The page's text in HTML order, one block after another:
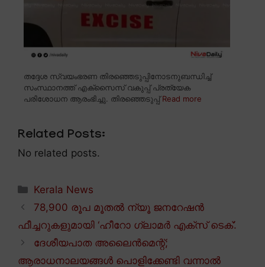
തദ്ദേശ സ്വയംഭരണ തിരഞ്ഞെടുപ്പിനോടനുബന്ധിച്ച്
സംസ്ഥാനത്ത് എക്സൈസ് വകുപ്പ് പ്രത്യേക
പരിശോധന ആരംഭിച്ചു. തിരഞ്ഞെടുപ്പ്Read more
Related Posts:
No related posts.
Categories
Kerala News
78,900 രൂപ മൂതൽ ന്യൂ ജനറേഷൻ
ഫീച്ചറുകളുമായി ‘ഹീറോ ഗ്ലാമർ എക്സ് ടെക്’.
ദേശീയപാത അലൈൻമെന്റ്;
ആരാധനാലയങ്ങൾ പൊളിക്കേണ്ടി വന്നാൽ